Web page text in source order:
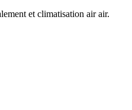
et climatisation air air.